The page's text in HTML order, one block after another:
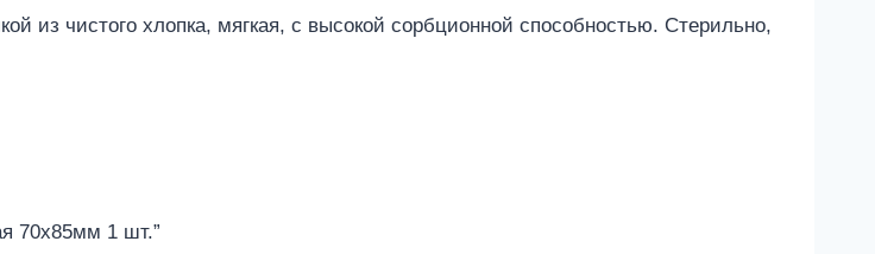
из чистого хлопка, мягкая, с высокой сорбционной способностью. Стерильно,
70х85мм 1 шт.”